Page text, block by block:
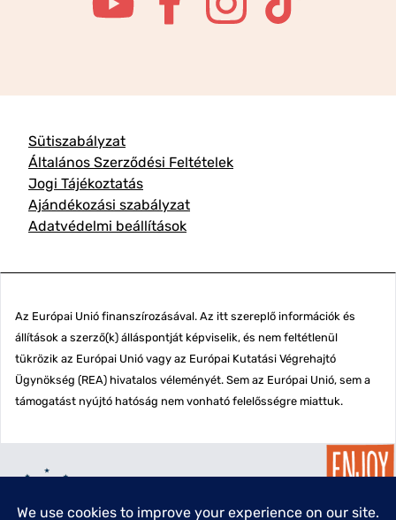
Sütiszabályzat
Általános Szerződési Feltételek
Jogi Tájékoztatás
Ajándékozási szabályzat
Adatvédelmi beállítások
Az Európai Unió finanszírozásával. Az itt szereplő információk és
állítások a szerző(k) álláspontját képviselik, és nem feltétlenül
tükrözik az Európai Unió vagy az Európai Kutatási Végrehajtó
Ügynökség (REA) hivatalos véleményét. Sem az Európai Unió, sem a
támogatást nyújtó hatóság nem vonható felelősségre miattuk.